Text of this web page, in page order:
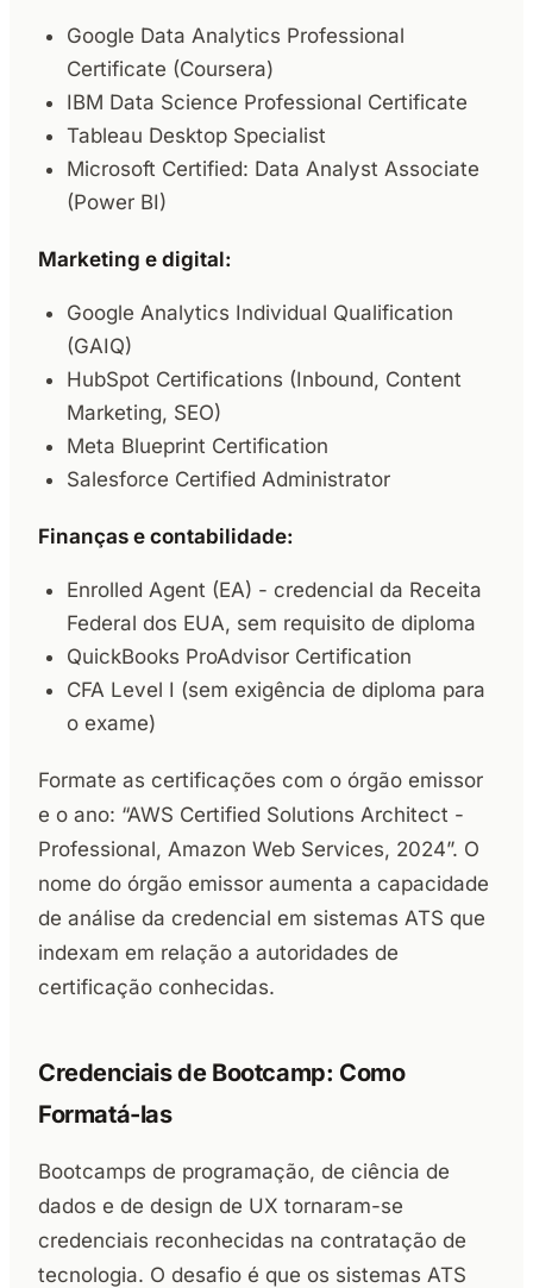
Google Data Analytics Professional
Certificate (Coursera)
IBM Data Science Professional Certificate
Tableau Desktop Specialist
Microsoft Certified: Data Analyst Associate
(Power BI)
Marketing e digital:
Google Analytics Individual Qualification
(GAIQ)
HubSpot Certifications (Inbound, Content
Marketing, SEO)
Meta Blueprint Certification
Salesforce Certified Administrator
Finanças e contabilidade:
Enrolled Agent (EA) - credencial da Receita
Federal dos EUA, sem requisito de diploma
QuickBooks ProAdvisor Certification
CFA Level I (sem exigência de diploma para
o exame)
Formate as certificações com o órgão emissor
e o ano: “AWS Certified Solutions Architect -
Professional, Amazon Web Services, 2024”. O
nome do órgão emissor aumenta a capacidade
de análise da credencial em sistemas ATS que
indexam em relação a autoridades de
certificação conhecidas.
Credenciais de Bootcamp: Como
Formatá-las
Bootcamps de programação, de ciência de
dados e de design de UX tornaram-se
credenciais reconhecidas na contratação de
tecnologia. O desafio é que os sistemas ATS